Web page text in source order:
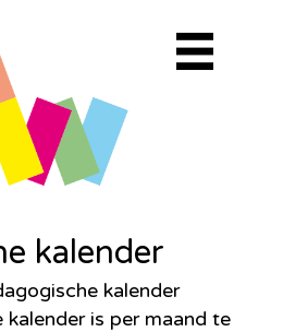
kalender
kalender
kalender is per maand te